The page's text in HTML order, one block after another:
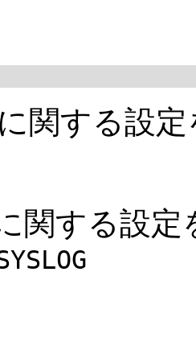
関する設
関する設定